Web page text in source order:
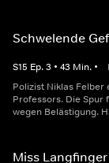
Schwelende
S15 Ep.3 • 43 Min. •
Polizist Niklas Felber
Professors. Die Spur
wegen Belästigung.
Miss Langfinger